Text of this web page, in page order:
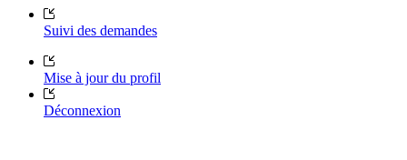
Suivi des demandes
Mise à jour du profil
Déconnexion